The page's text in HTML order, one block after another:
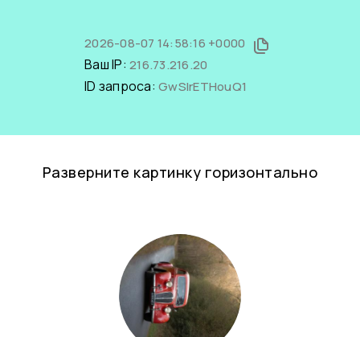
2026-08-07 14:58:16 +0000
Ваш IP: 216.73.216.20
ID запроса: GwSlrETHouQ1
Разверните картинку горизонтально